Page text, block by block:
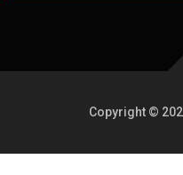
Copyright ©